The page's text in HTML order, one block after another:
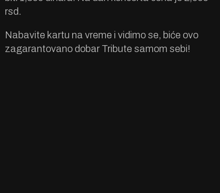
rsd.
Nabavite kartu na vreme i vidimo se, biće ovo
zagarantovano dobar Tribute samom sebi!